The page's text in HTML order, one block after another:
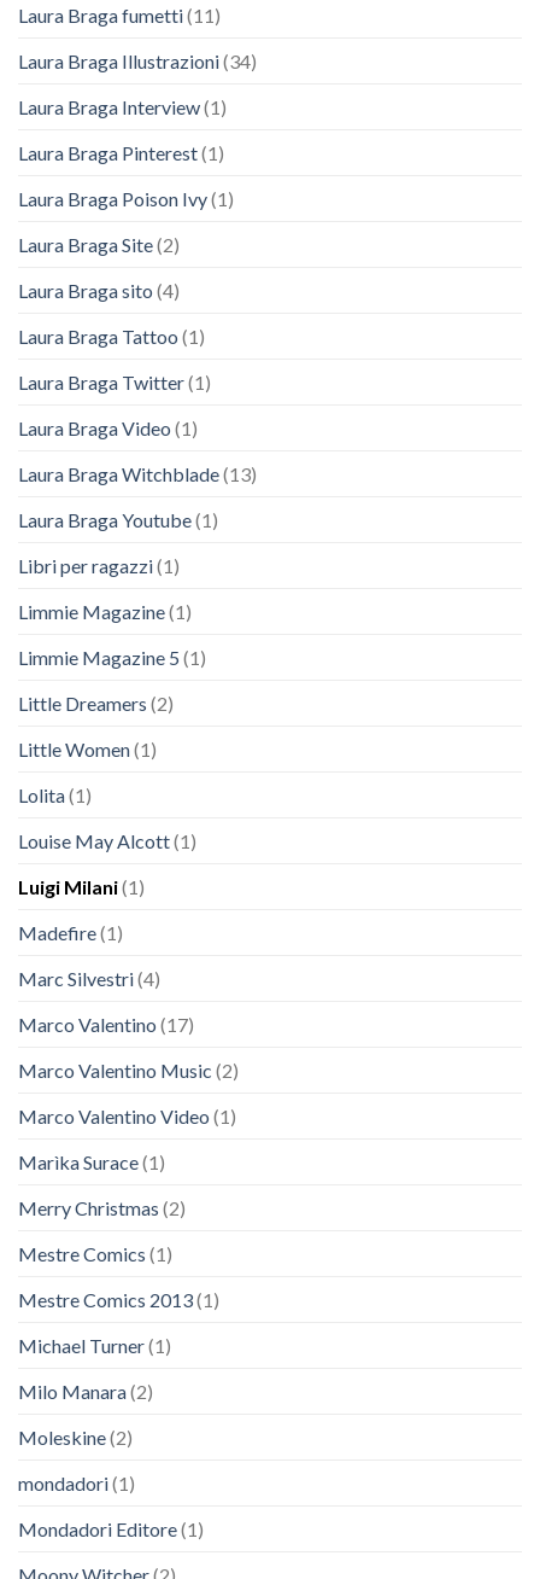
Laura Braga fumetti(11)
Laura Braga Illustrazioni(34)
Laura Braga Interview(1)
Laura Braga Pinterest(1)
Laura Braga Poison Ivy(1)
Laura Braga Site(2)
Laura Braga sito (4)
Laura Braga Tattoo (1)
Laura Braga Twitter(1)
Laura Braga Video (1)
Laura Braga Witchblade(13)
Laura Braga Youtube(1)
Libri per ragazzi(1)
Limmie Magazine(1)
Limmie Magazine 5 (1)
Little Dreamers (2)
Little Women(1)
Lolita(1)
Louise May Alcott(1)
Luigi Milani(1)
Madefire(1)
Marc Silvestri(4)
Marco Valentino (17)
Marco Valentino Music (2)
Marco Valentino Video (1)
Marìka Surace(1)
Merry Christmas (2)
Mestre Comics (1)
Mestre Comics 2013(1)
Michael Turner(1)
Milo Manara(2)
Moleskine(2)
mondadori(1)
Mondadori Editore(1)